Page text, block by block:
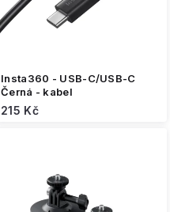
Insta360 - USB-C/USB-C
Černá - kabel
215 Kč